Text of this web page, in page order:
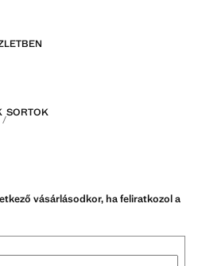
SORTOK
vásárlásodkor, ha feliratkozol a